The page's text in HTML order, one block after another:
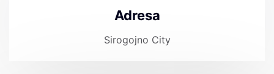
Adresa
Sirogojno City